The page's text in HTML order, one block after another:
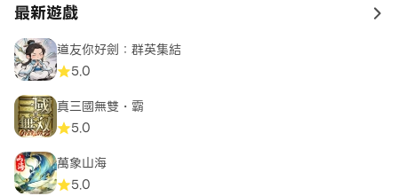
最新遊戲 to
道友你好劍：群英集結
5.0
真三國無雙・霸
5.0
萬象山海
5.0